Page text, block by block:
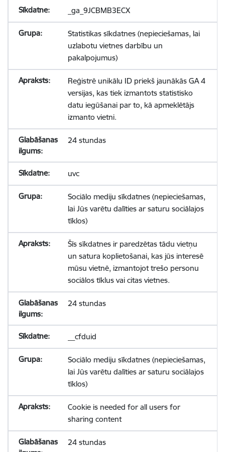
_ga_9JCBMB3ECX
Statistikas sīkdatnes (nepieciešamas, lai
uzlabotu vietnes darbību un
pakalpojumus)
Reģistrē unikālu ID priekš jaunākās GA 4
versijas, kas tiek izmantots statistisko
datu iegūšanai par to, kā apmeklētājs
izmanto vietni.
24 stundas
uvc
Sociālo mediju sīkdatnes (nepieciešamas,
lai Jūs varētu dalīties ar saturu sociālajos
tīklos)
Šīs sīkdatnes ir paredzētas tādu vietņu
un satura koplietošanai, kas jūs interesē
mūsu vietnē, izmantojot trešo personu
sociālos tīklus vai citas vietnes.
24 stundas
__cfduid
Sociālo mediju sīkdatnes (nepieciešamas,
lai Jūs varētu dalīties ar saturu sociālajos
tīklos)
Cookie is needed for all users for
sharing content
24 stundas